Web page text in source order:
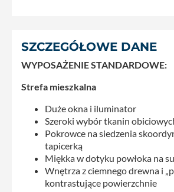
SZCZEGÓŁOWE DANE
WYPOSAŻENIE STANDARDOWE:
Strefa mieszkalna
Duże okna i iluminator
Szeroki wybór tkanin
Pokrowce na siedzenia
tapicerką
Miękka w dotyku powłoka na
Wnętrza z ciemnego drewna i
kontrastujące powierzchnie